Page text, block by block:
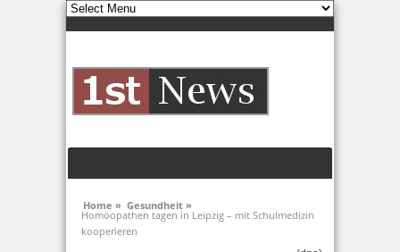
Home » Gesundheit »
Homöopathen tagen in Leipzig – mit Schulmedizin
kooperieren